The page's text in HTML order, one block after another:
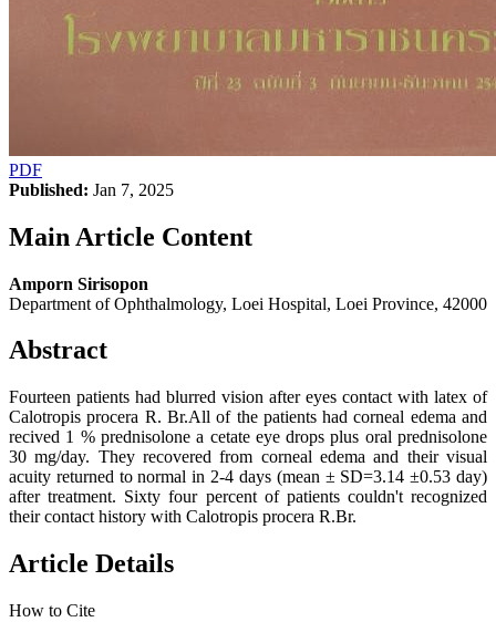
PDF
Published: Jan 7, 2025
Main Article Content
Amporn Sirisopon
Department of Ophthalmology, Loei Hospital, Loei Province, 42000
Abstract
Fourteen patients had blurred vision after eyes contact with latex of
Calotropis procera R. Br.All of the patients had corneal edema and
recived 1 % prednisolone a cetate eye drops plus oral prednisolone
30 mg/day. They recovered from corneal edema and their visual
acuity returned to normal in 2-4 days (mean ± SD=3.14 ±0.53 day)
after treatment. Sixty four percent of patients couldn't recognized
their contact history with Calotropis procera R.Br.
Article Details
How to Cite